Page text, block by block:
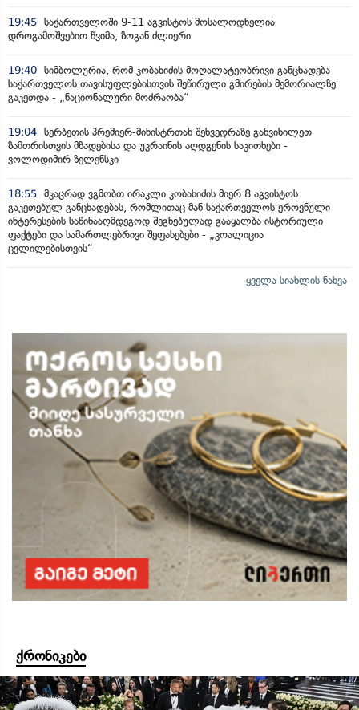
19:45 საქართველოში 9-11 აგვისტოს მოსალოდნელია
დროგამოშვებით წვიმა, ზოგან ძლიერი
19:40 სიმბოლურია, რომ კობახიძის მოღალატეობრივი განცხადება
საქართველოს თავისუფლებისთვის შეწირული გმირების მემორიალზე
გაკეთდა - „ნაციონალური მოძრაობა“
19:04 სერბეთის პრემიერ-მინისტრთან შეხვედრაზე განვიხილეთ
ზამთრისთვის მზადებისა და უკრაინის აღდგენის საკითხები -
ვოლოდიმირ ზელენსკი
18:55 მკაცრად ვგმობთ ირაკლი კობახიძის მიერ 8 აგვისტოს
გაკეთებულ განცხადებას, რომლითაც მან საქართველოს ეროვნული
ინტერესების საწინააღმდეგოდ შეგნებულად გააყალბა ისტორიული
ფაქტები და სამართლებრივი შეფასებები - „კოალიცია
ცვლილებისთვის“
ყველა სიახლის ნახვა
ქრონიკები